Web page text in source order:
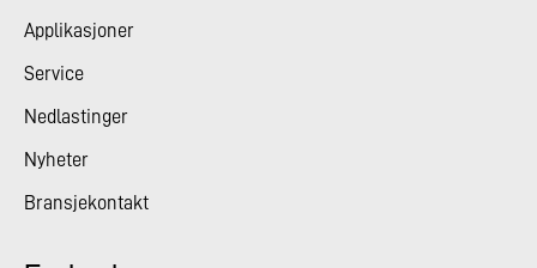
Applikasjoner
Service
Nedlastinger
Nyheter
Bransjekontakt